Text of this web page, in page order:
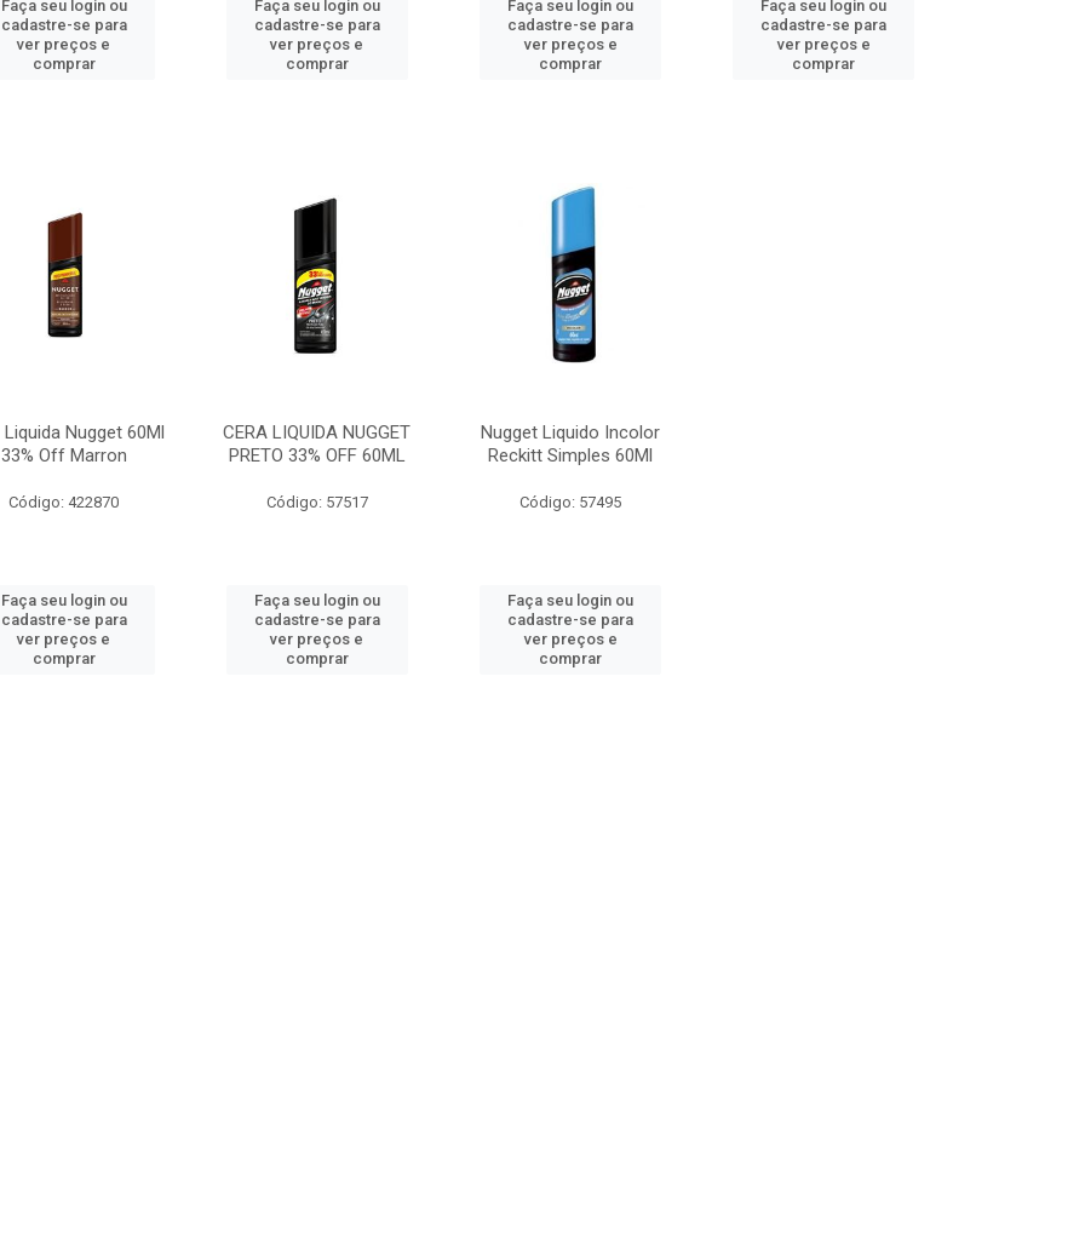
Faça seu login ou
cadastre-se para
ver preços e
comprar
Faça seu login ou
cadastre-se para
ver preços e
comprar
Faça seu login ou
cadastre-se para
ver preços e
comprar
Faça seu login ou
cadastre-se para
ver preços e
comprar
Liquida Nugget 60Ml
33% Off Marron
Código: 422870
Faça seu login ou
cadastre-se para
ver preços e
comprar
CERA LIQUIDA NUGGET
PRETO 33% OFF 60ML
Código: 57517
Faça seu login ou
cadastre-se para
ver preços e
comprar
Nugget Liquido Incolor
Reckitt Simples 60Ml
Código: 57495
Faça seu login ou
cadastre-se para
ver preços e
comprar